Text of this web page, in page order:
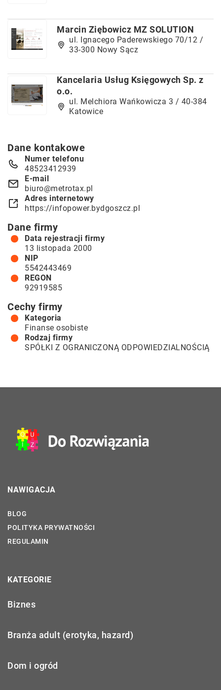
Marcin Ziębowicz MZ SOLUTION
ul. Ignacego Paderewskiego 70/12 /
33-300 Nowy Sącz
Kancelaria Usług Księgowych Sp. z
o.o.
ul. Melchiora Wańkowicza 3 / 40-384
Katowice
Dane kontakowe
Numer telefonu
48523412939
E-mail
biuro@metrotax.pl
Adres internetowy
https://infopower.bydgoszcz.pl
Dane firmy
Data rejestracji firmy
13 listopada 2000
NIP
5542443469
REGON
92919585
Cechy firmy
Kategoria
Finanse osobiste
Rodzaj firmy
SPÓŁKI Z OGRANICZONĄ ODPOWIEDZIALNOŚCIĄ
NAWIGACJA
BLOG
POLITYKA PRYWATNOŚCI
REGULAMIN
KATEGORIE
Biznes
Branża adult (erotyka, hazard)
Dom i ogród